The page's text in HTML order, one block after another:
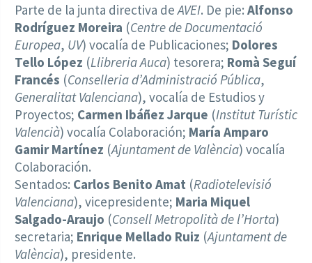
Parte de la junta directiva deAVEI. De pie: Alfonso
Rodríguez Moreira (Centre de Documentació
Europea, UV) vocalía de Publicaciones; Dolores
Tello López (Llibreria Auca) tesorera; Romà Seguí
Francés (Conselleria d’Administració Pública,
Generalitat Valenciana), vocalía de Estudios y
Proyectos; Carmen Ibáñez Jarque (Institut Turístic
Valencià) vocalía Colaboración; María Amparo
Gamir Martínez (Ajuntament de València) vocalía
Colaboración.
Sentados: Carlos Benito Amat (Radiotelevisió
Valenciana), vicepresidente; Maria Miquel
Salgado-Araujo (Consell Metropolità de l’Horta)
secretaria; Enrique Mellado Ruiz (Ajuntament de
València), presidente.